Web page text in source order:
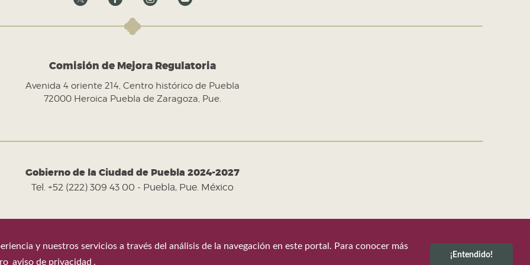
y nuestros servicios a través del análisis de la navegación en este portal. Para conocer más
aviso de privacidad .
¡Entendido!
Comisión de Mejora Regulatoria
Avenida 4 oriente 214, Centro histórico de Puebla
72000 Heroica Puebla de Zaragoza, Pue.
Gobierno de la Ciudad de Puebla 2024-2027
Tel. +52 (222) 309 43 00 - Puebla, Pue. México
Última actualización 7 de agosto de 2026